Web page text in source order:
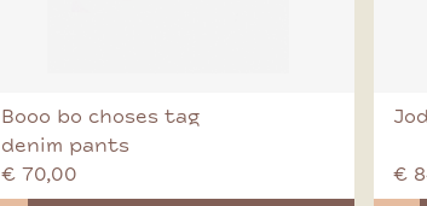
Booo bo choses tag
denim pants
€ 70,00
€